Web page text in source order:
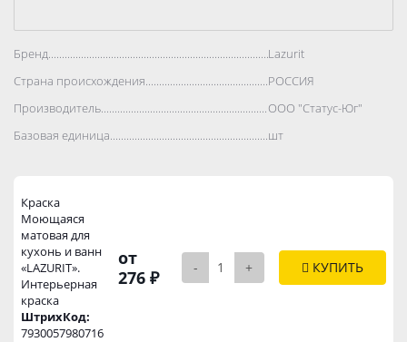
Бренд..................................................................................Lazurit
Страна происхождения..................................................................................
РОССИЯ
Производитель..................................................................................
ООО "Статус-Юг"
Базовая единица..................................................................................
шт
Краска
Моющаяся
матовая для
кухонь и ванн
«LAZURIT».
Интерьерная
краска
ШтрихКод:
7930057980716
от
276 ₽
- + КУПИТЬ